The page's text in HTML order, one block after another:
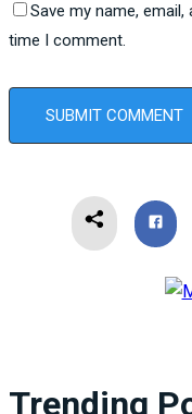
Save my name,
time I comment.
Trending